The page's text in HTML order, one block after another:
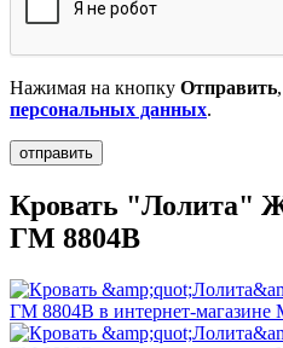
Нажимая на кнопку Отправить
персональных данных.
Кровать "Лолита"
ГМ 8804B